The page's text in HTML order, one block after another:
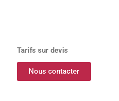
Tarifs sur devis
Nous contacter